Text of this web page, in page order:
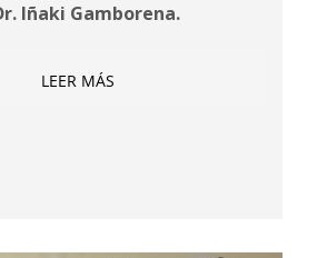
Iñaki Gamborena.
LEER MÁS